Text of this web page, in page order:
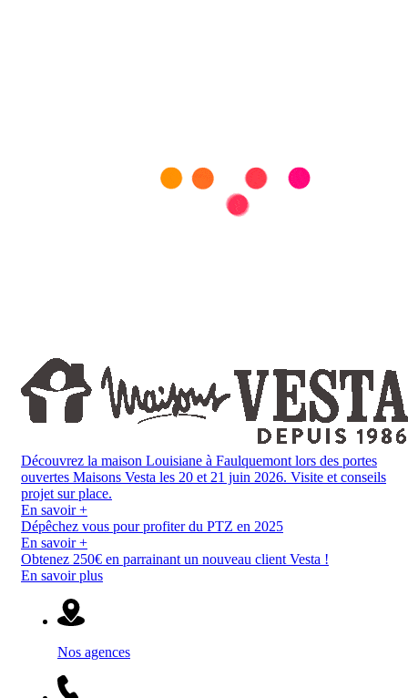
Découvrez la maison Louisiane à Faulquemont lors des portes
ouvertes Maisons Vesta les 20 et 21 juin 2026. Visite et conseils
projet sur place.
En savoir +
Dépêchez vous pour profiter du PTZ en 2025
En savoir +
Obtenez 250€ en parrainant un nouveau client Vesta !
En savoir plus
Nos agences